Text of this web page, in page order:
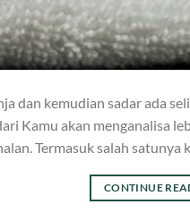
dan kemudian sadar ada
Kamu akan menganalisa
Termasuk salah satunya
CONTINUE